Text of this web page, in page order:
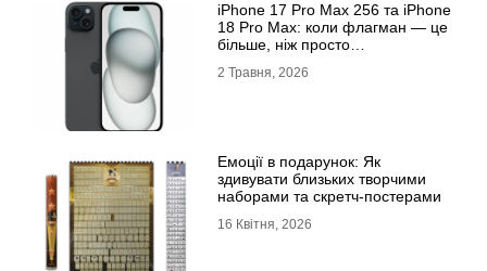
iРhone 17 Рro Мax 256 та iРhone
18 Рro Мax: коли флагман — це
більше, ніж просто
2 Травня, 2026
Емоції в подарунок: Як
здивувати близьких творчими
наборами та скретч-постерами
16 Квітня, 2026